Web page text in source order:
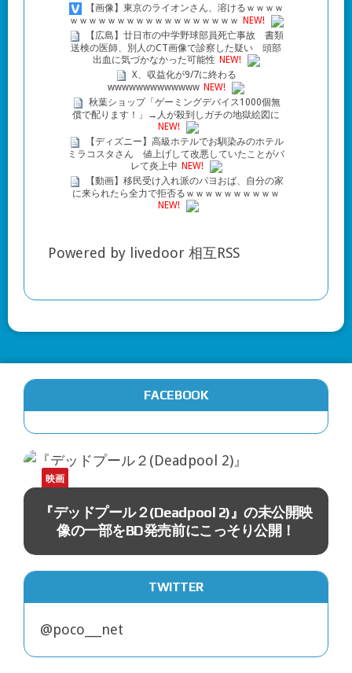
【画像】東京のライオンさん、溶けるｗｗｗｗ
ｗｗｗｗｗｗｗｗｗｗｗｗｗｗｗｗｗｗ
NEW!
【広島】廿日市の中学野球部員死亡事故 書類
送検の医師、別人のCT画像で診察した疑い 頭部
出血に気づかなかった可能性 NEW!
X、収益化が9/7に終わる
wwwwwwwwwwwww NEW!
秋葉ショップ「ゲーミングデバイス1000個無
償で配ります！」→人が殺到しガチの地獄絵図に
NEW!
【ディズニー】高級ホテルでお馴染みのホテル
ミラコスタさん 値上げして改悪していたことがバ
レて炎上中 NEW!
【動画】移民受け入れ派のパヨおば、自分の家
に来られたら全力で拒否るｗｗｗｗｗｗｗｗｗｗ
NEW!
Powered by livedoor 相互RSS
FACEBOOK
映画
『デッドプール２(Deadpool 2)』の未公開映
像の一部をBD発売前にこっそり公開！
TWITTER
@poco___net